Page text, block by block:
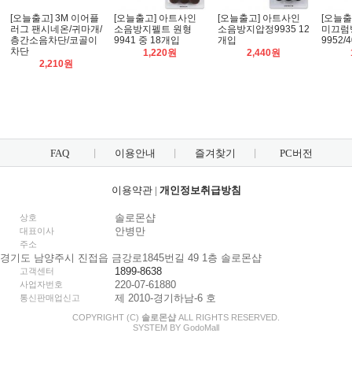
[오늘출고] 3M 이어플
러그 팬시네온/귀마개/
층간소음차단/코골이
차단
2,210원
[오늘출고] 아트사인
소음방지펠트 원형
9941 중 18개입
1,220원
[오늘출고] 아트사인
소음방지압정9935 12
개입
2,440원
[오늘
미끄
9952/
FAQ 이용안내 즐겨찾기 PC버전
이용약관| 개인정보취급방침
상호 솔로몬샵
대표이사 안병만
주소
경기도 남양주시 진접읍 금강로1845번길 49 1층 솔로몬샵
고객센터 1899-8638
사업자번호 220-07-61880
통신판매업신고 제 2010-경기하남-6 호
COPYRIGHT (C) 솔로몬샵 ALL RIGHTS RESERVED.
SYSTEM BY GodoMall